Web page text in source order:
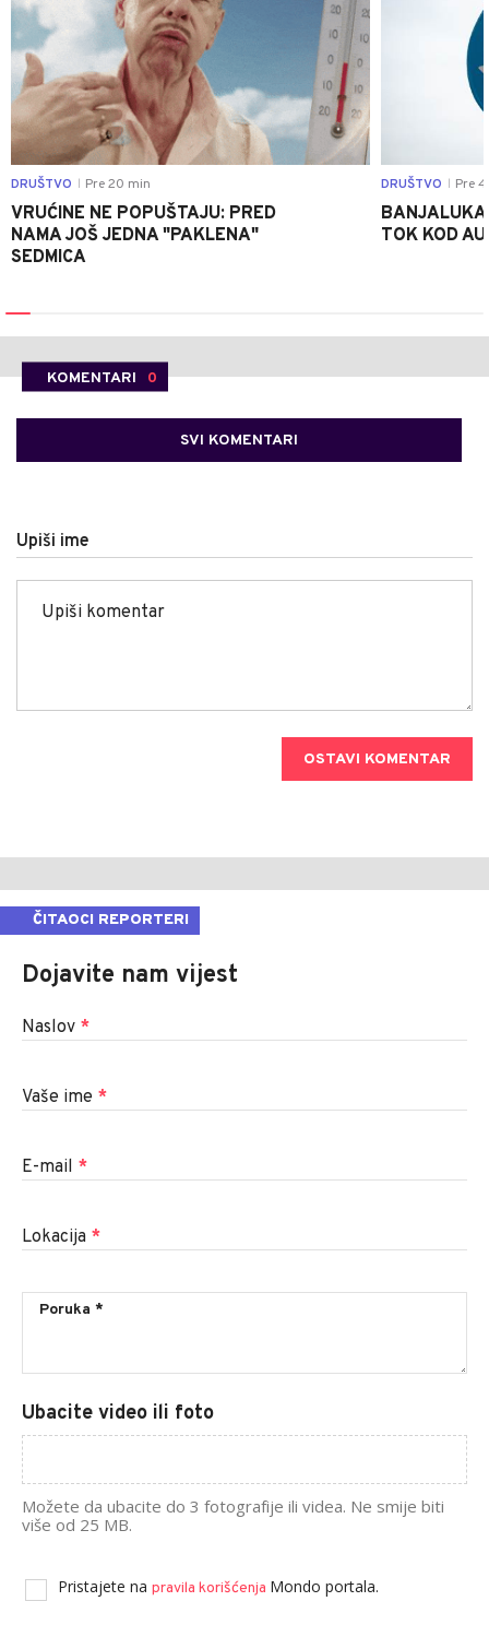
DRUŠTVO Pre 20 min
VRUĆINE NE POPUŠTAJU: PRED
NAMA JOŠ JEDNA "PAKLENA"
SEDMICA
DRUŠTVO Pre
TOK KOD
KOMENTARI 0
SVI KOMENTARI
Upiši ime
OSTAVI KOMENTAR
ČITAOCI REPORTERI
Dojavite nam vijest
Naslov *
Vaše ime *
E-mail *
Lokacija *
Ubacite video ili foto
Možete da ubacite do 3 fotografije ili videa. Ne smije biti
više od 25 MB.
Pristajete na pravila korišćenja Mondo portala.